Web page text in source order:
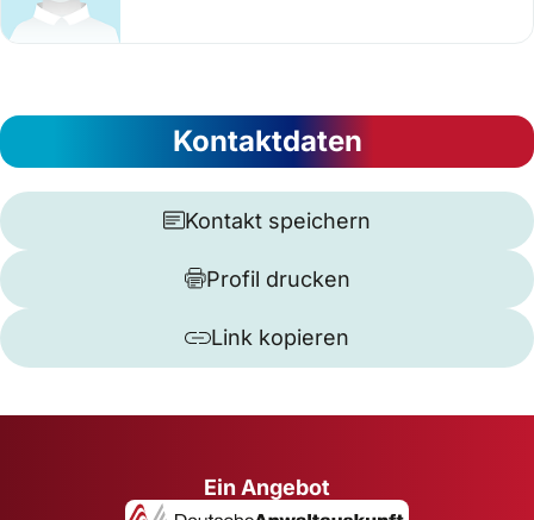
Kontaktdaten
Kontakt speichern
Profil drucken
Link kopieren
Ein Angebot